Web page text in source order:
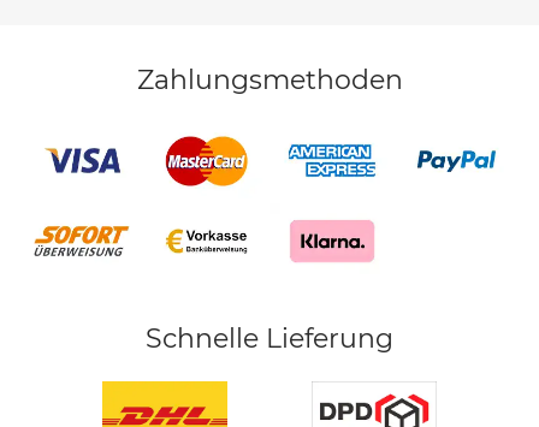
Zahlungsmethoden
Schnelle Lieferung